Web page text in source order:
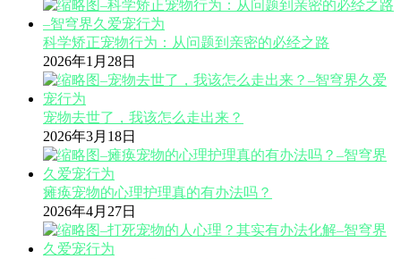
科学矫正宠物行为：从问题到亲密的必经之路
2026年1月28日
宠物去世了，我该怎么走出来？
2026年3月18日
瘫痪宠物的心理护理真的有办法吗？
2026年4月27日